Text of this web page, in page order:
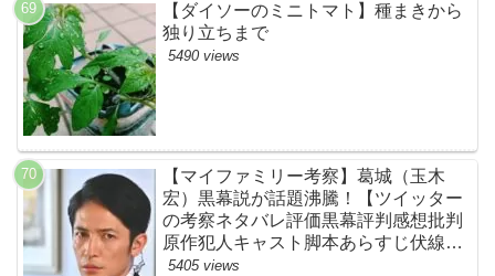
【ダイソーのミニトマト】種まきから
独り立ちまで
5490 views
【マイファミリー考察】葛城（玉木
宏）黒幕説が話題沸騰！【ツイッター
の考察ネタバレ評価黒幕評判感想批判
原作犯人キャスト脚本あらすじ伏線ま
とめ】
5405 views